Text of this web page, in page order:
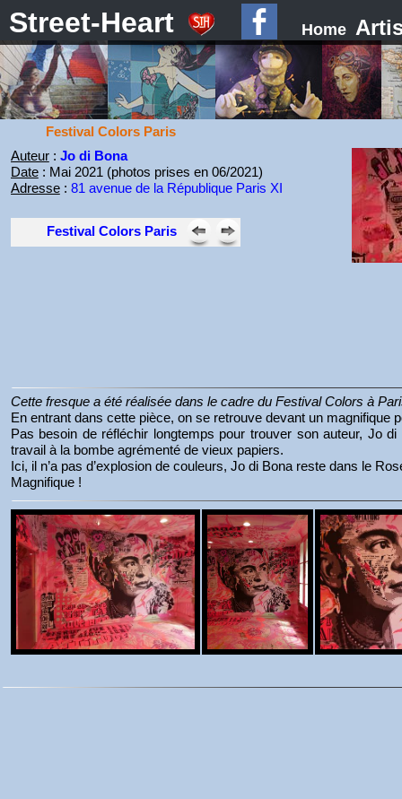
Street-Heart Home
Festival Colors Paris
Auteur: Jo di Bona
Date: Mai 2021 (photos prises en 06/2021)
Adresse: 81 avenue de la République Paris XI
Festival Colors Paris
Cette fresque a été réalisée dans le cadre du Festival Colors à
En entrant dans cette pièce, on se retrouve devant un magnifique
Pas besoin de réfléchir longtemps pour trouver son auteur, Jo
travail à la bombe agrémenté de vieux papiers.
Ici, il n’a pas d’explosion de couleurs, Jo di Bona reste dans le
Magnifique !